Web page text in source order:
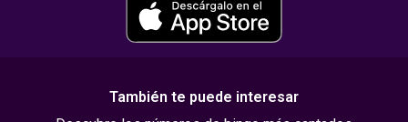
También te puede interesar